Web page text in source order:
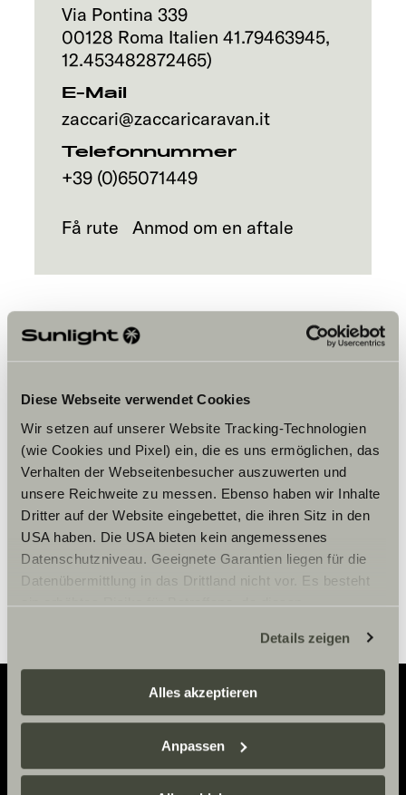
Diese Webseite verwendet Cookies
Wir setzen auf unserer Website Tracking-Technologien
(wie Cookies und Pixel) ein, die es uns ermöglichen, das
Verhalten der Webseitenbesucher auszuwerten und
unsere Reichweite zu messen. Ebenso haben wir Inhalte
Dritter auf der Website eingebettet, die ihren Sitz in den
USA haben. Die USA bieten kein angemessenes
Datenschutzniveau. Geeignete Garantien liegen für die
Datenübermittlung in das Drittland nicht vor. Es besteht
ein erhöhtes Risiko für Betroffene, da diesen
zustehen. Eingesetzte Dienstleister können Daten für
eigene Zwecke verarbeiten und mit anderen Daten
zusammenführen. Weitere Informationen finden Sie hier:
Datenschutzerklärung
einzelne Cookies/Dienste in den Einstellungen aus,
erteilen Sie uns Ihre Einwilligung zur Verarbeitung Ihrer
Details zeigen
Alles akzeptieren
Anpassen
Via Pontina 339
00128 Roma Italien 41.79463945,
12.453482872465)
E-Mail
zaccari@zaccaricaravan.it
Telefonnummer
+39 (0)65071449
Få rute Anmod om en aftale
Accepter venligst
marketingcookies for at se
indholdet.
Cookie-indstillinger
Adventure
Now.